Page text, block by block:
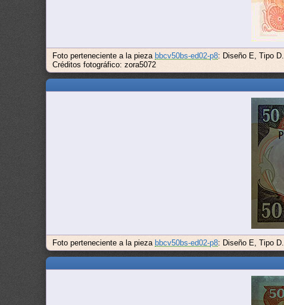
Foto perteneciente a la pieza bbcv50bs-ed02-p8: Diseño E, Tipo
Créditos fotográfico: zora5072
Foto perteneciente a la pieza bbcv50bs-ed02-p8: Diseño E, Tipo